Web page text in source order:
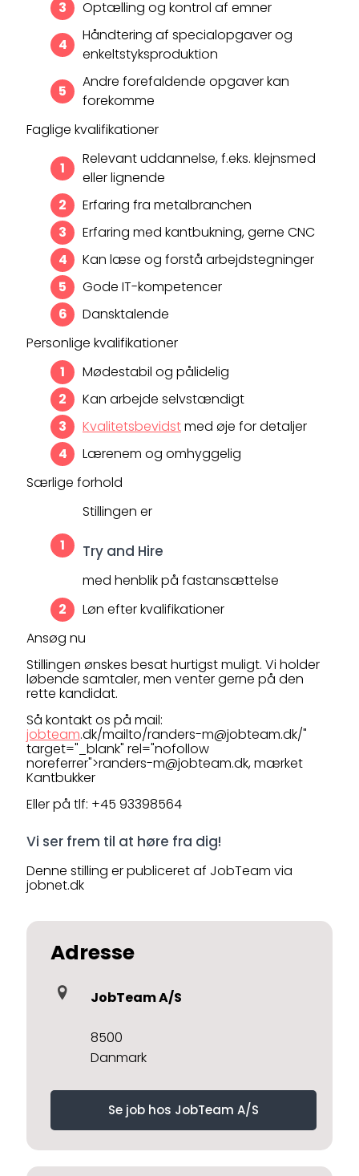
Optælling og kontrol af emner
Håndtering af specialopgaver og
enkeltstyksproduktion
Andre forefaldende opgaver kan
forekomme
Faglige kvalifikationer
Relevant uddannelse, f.eks. klejnsmed
eller lignende
Erfaring fra metalbranchen
Erfaring med kantbukning, gerne CNC
Kan læse og forstå arbejdstegninger
Gode IT-kompetencer
Dansktalende
Personlige kvalifikationer
Mødestabil og pålidelig
Kan arbejde selvstændigt
Kvalitetsbevidstmed øje for detaljer
Lærenem og omhyggelig
Særlige forhold
Stillingen er
Try and Hire
med henblik på fastansættelse
Løn efter kvalifikationer
Ansøg nu
Stillingen ønskes besat hurtigst muligt. Vi holder
løbende samtaler, men venter gerne på den
rette kandidat.
Så kontakt os på mail:
jobteam.dk/mailto/randers-m@jobteam.dk/"
target="_blank" rel="nofollow
noreferrer">randers-m@jobteam.dk, mærket
Kantbukker
Eller på tlf: +45 93398564
Vi ser frem til at høre fra dig!
Denne stilling er publiceret af JobTeam via
jobnet.dk
Adresse
JobTeam A/S
8500
Danmark
Se job hos JobTeam A/S